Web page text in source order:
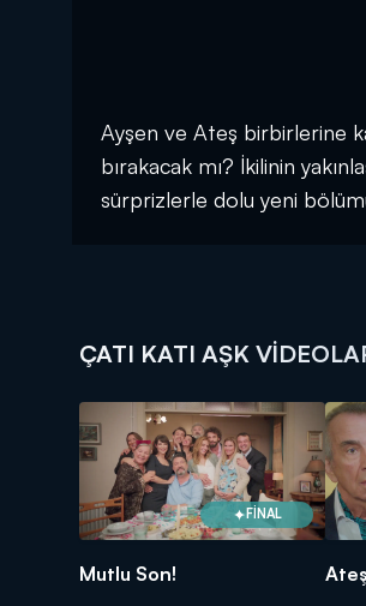
Ayşen ve Ateş birbirlerine
bırakacak mı? İkilinin
sürprizlerle dolu yeni
ÇATI KATI AŞK
FİNAL
Mutlu Son!